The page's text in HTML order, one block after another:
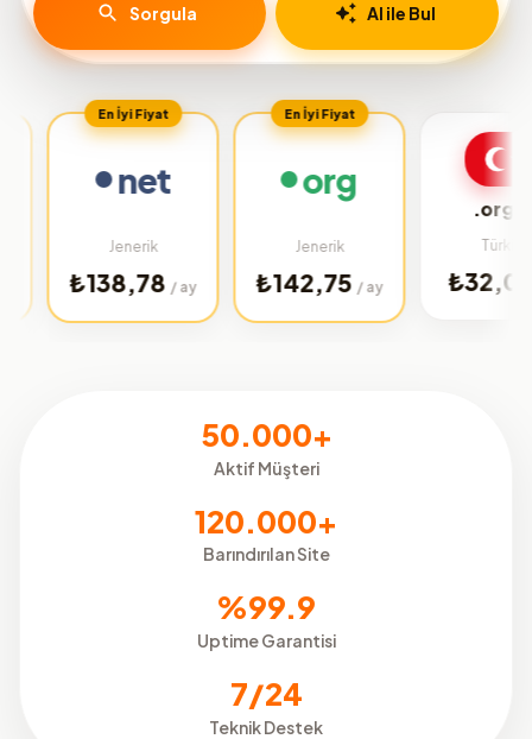
Sorgula AI ile Bul
En İyi Fiyat
net
₺138,78 / ay
En İyi Fiyat
org
₺142,75 / ay
.org.tr
₺32,02 / ay
50.000+
Aktif Müşteri
120.000+
Barındırılan Site
%99.9
Uptime Garantisi
7/24
Teknik Destek